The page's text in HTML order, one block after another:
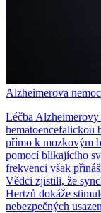
Alzheimerova
Léčba Alzheimerovy
hematoencefalickou
přímo k mozkovým
pomocí blikajícího
frekvenci však
Vědci zjistili, že
Hertzů dokáže
nebezpečných